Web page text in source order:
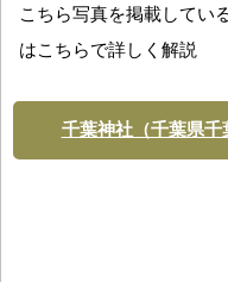
こちら写真を掲載してい
はこちらで詳しく解説
千葉神社（千葉県